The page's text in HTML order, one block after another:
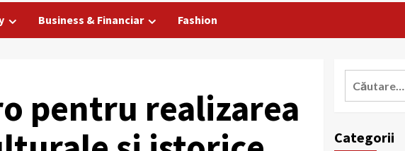
Business & Financiar Fashion
pentru realizarea
Categorii